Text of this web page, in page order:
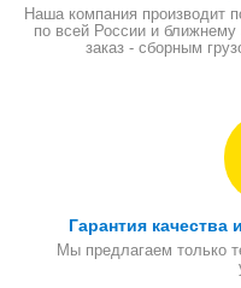
Наша компания производит
по всей России и
заказ - сборным
Гарантия
Мы предлагаем только